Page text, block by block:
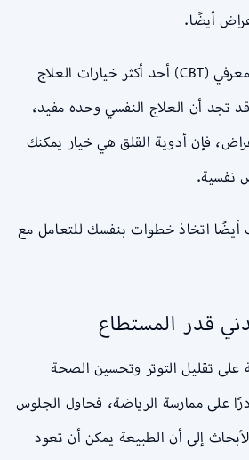
أيضًا.
يعتبر العلاج السلوكي المعرفي (CBT) أحد أكثر خيارات العلاج
تجد أن العلاج النفسي وحده مفيد،
فإن أدوية القلق هي خيار يمكنك
نفسية.
أيضًا اتخاذ خطوات بنفسك للتعامل مع
قدر المستطاع
على تقليل التوتر وتحسين الصحة
على ممارسة الرياضة، فحاول الجلوس
إلى أن الطبيعة يمكن أن تعود